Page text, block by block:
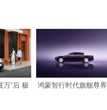
万”后 极
鸿蒙智行时代旗舰尊界